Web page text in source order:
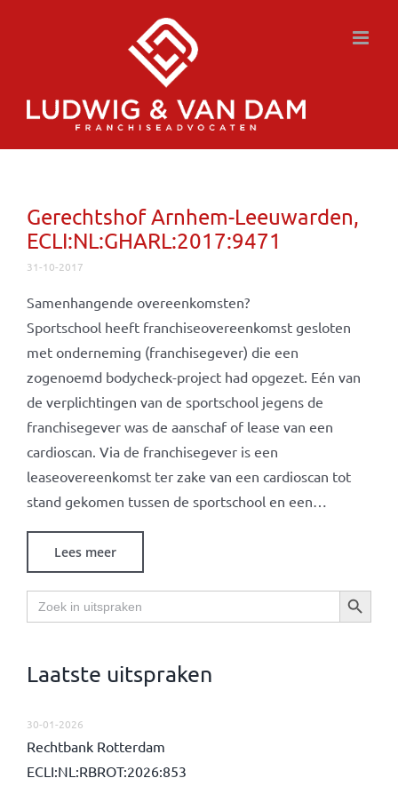
Gerechtshof Arnhem-Leeuwarden,
ECLI:NL:GHARL:2017:9471
31-10-2017
Samenhangende overeenkomsten?
Sportschool heeft franchiseovereenkomst gesloten
met onderneming (franchisegever) die een
zogenoemd bodycheck-project had opgezet. Eén van
de verplichtingen van de sportschool jegens de
franchisegever was de aanschaf of lease van een
cardioscan. Via de franchisegever is een
leaseovereenkomst ter zake van een cardioscan tot
stand gekomen tussen de sportschool en een…
Lees meer
Zoek
naar:
Zoekknop
Laatste uitspraken
30-01-2026
Rechtbank Rotterdam
ECLI:NL:RBROT:2026:853